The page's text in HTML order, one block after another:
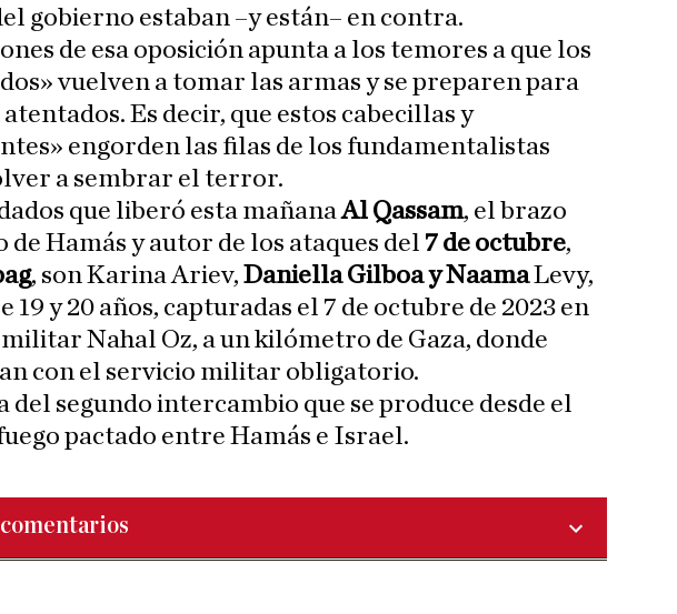
gobierno estaban –y están– en contra.
de esa oposición apunta a los temores a que los
vuelven a tomar las armas y se preparen para
Es decir, que estos cabecillas y
engorden las filas de los fundamentalistas
a sembrar el terror.
que liberó esta mañanaAl Qassam, el brazo
de Hamás y autor de los ataques del 7 de octubre,
, son Karina Ariev, Daniella Gilboa y NaamaLevy,
19 y 20 años, capturadas el 7 de octubre de 2023 en
militar Nahal Oz, a un kilómetro de Gaza, donde
con el servicio militar obligatorio.
del segundo intercambio que se produce desde el
pactado entre Hamás e Israel.
comentarios